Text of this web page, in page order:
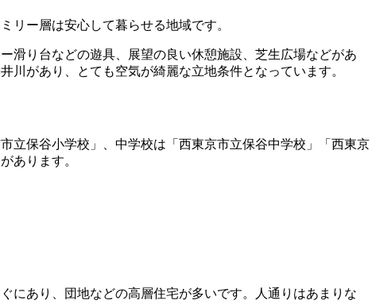
リー層は安心して暮らせる地域です。
滑り台などの遊具、展望の良い休憩施設、芝生広場などがあ
があり、とても空気が綺麗な立地条件となっています。
立保谷小学校」、中学校は「西東京市立保谷中学校」「西東京
あります。
にあり、団地などの高層住宅が多いです。人通りはあまりな